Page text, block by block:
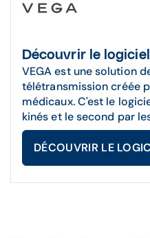
Découvrir le
VEGA est une solution
télétransmission créée
médicaux. C'est le
kinés et le second par
DÉCOUVRIR LE